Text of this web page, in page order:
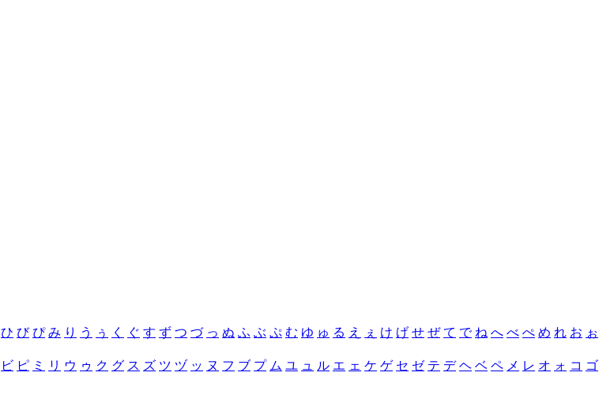
ひ び ぴ み り う ぅ く ぐ す ず つ づ っ ぬ ふ ぶ ぷ む ゆ ゅ る え ぇ け げ せ ぜ て で ね へ べ ぺ め れ お ぉ
ビ ピ ミ リ ウ ゥ ク グ ス ズ ツ ヅ ッ ヌ フ ブ プ ム ユ ュ ル エ ェ ケ ゲ セ ゼ テ デ ヘ ベ ペ メ レ オ ォ コ ゴ